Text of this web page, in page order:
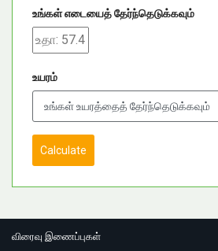
உங்கள் எடையைத் தேர்ந்தெடுக்கவும்
உயரம்
Calculate
விரைவு இணைப்புகள்